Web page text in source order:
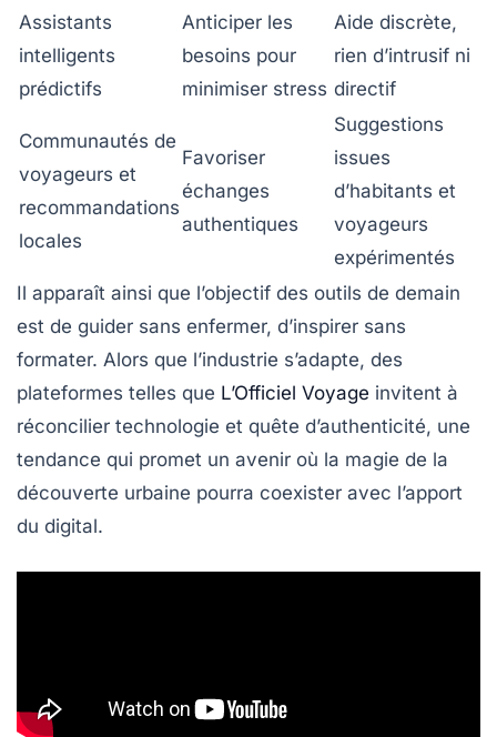
Assistants
intelligents
prédictifs
Anticiper les
besoins pour
minimiser stress
Aide discrète,
rien d’intrusif ni
directif
Communautés de
voyageurs et
recommandations
locales
Favoriser
échanges
authentiques
Suggestions
issues
d’habitants et
voyageurs
expérimentés
Il apparaît ainsi que l’objectif des outils de demain
est de guider sans enfermer, d’inspirer sans
formater. Alors que l’industrie s’adapte, des
plateformes telles que L’Officiel Voyage invitent à
réconcilier technologie et quête d’authenticité, une
tendance qui promet un avenir où la magie de la
découverte urbaine pourra coexister avec l’apport
du digital.